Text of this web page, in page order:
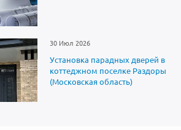
30 Июл 2026
Установка парадных дверей в
коттеджном поселке Раздоры
(Московская область)